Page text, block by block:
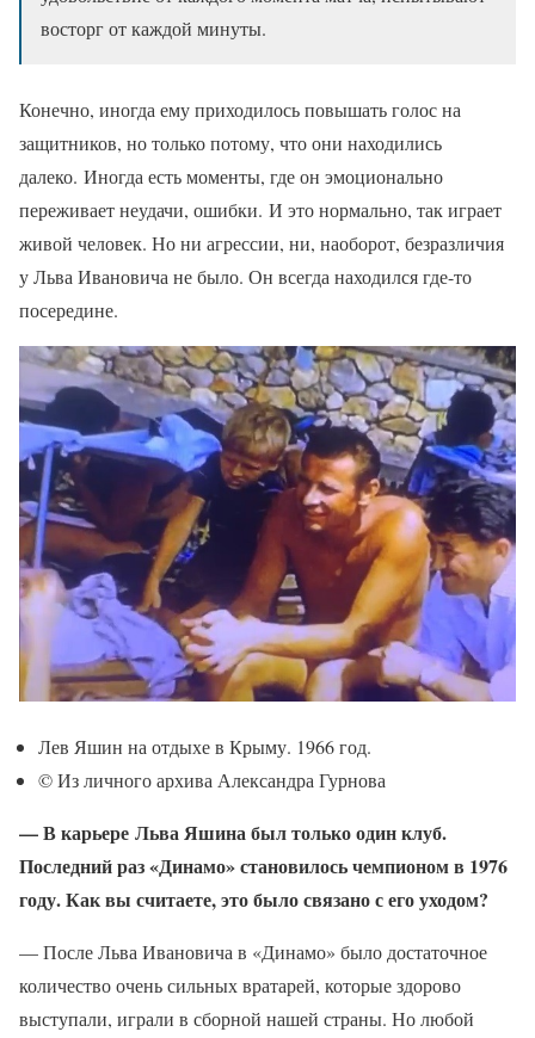
восторг от каждой минуты.
Конечно, иногда ему приходилось повышать голос на
защитников, но только потому, что они находились
далеко. Иногда есть моменты, где он эмоционально
переживает неудачи, ошибки. И это нормально, так играет
живой человек. Но ни агрессии, ни, наоборот, безразличия
у Льва Ивановича не было. Он всегда находился где-то
посередине.
Лев Яшин на отдыхе в Крыму. 1966 год.
© Из личного архива Александра Гурнова
— В карьере Льва Яшина был только один клуб.
Последний раз «Динамо» становилось чемпионом в 1976
году. Как вы считаете, это было связано с его уходом?
— После Льва Ивановича в «Динамо» было достаточное
количество очень сильных вратарей, которые здорово
выступали, играли в сборной нашей страны. Но любой